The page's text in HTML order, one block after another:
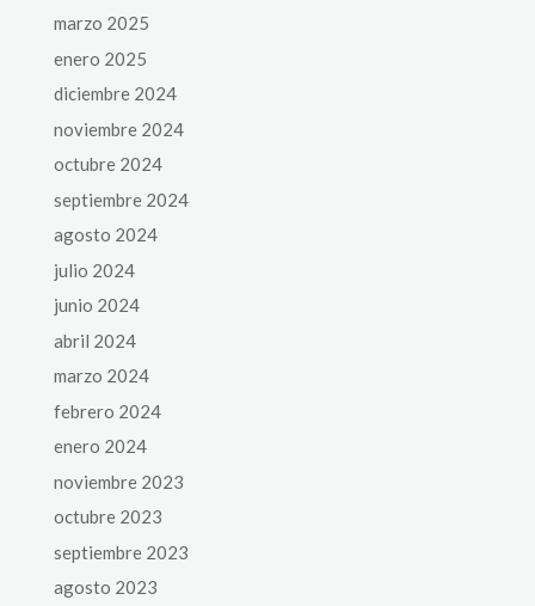
marzo 2025
enero 2025
diciembre 2024
noviembre 2024
octubre 2024
septiembre 2024
agosto 2024
julio 2024
junio 2024
abril 2024
marzo 2024
febrero 2024
enero 2024
noviembre 2023
octubre 2023
septiembre 2023
agosto 2023